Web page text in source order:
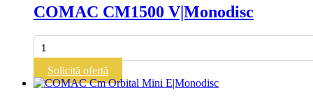
COMAC CM1500 V|Monodisc
Cantitate
COMAC
CM1500
V|Monodisc
Solicită ofertă